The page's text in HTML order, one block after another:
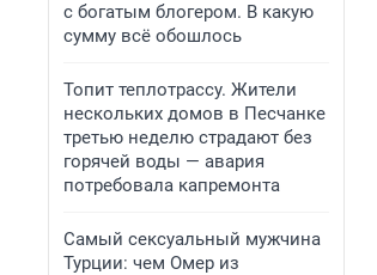
с богатым блогером. В какую
сумму всё обошлось
Топит теплотрассу. Жители
нескольких домов в Песчанке
третью неделю страдают без
горячей воды — авария
потребовала капремонта
Самый сексуальный мужчина
Турции: чем Омер из